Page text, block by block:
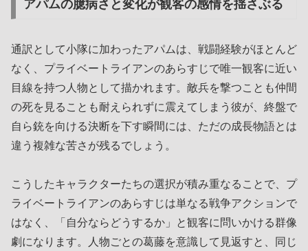
アパムの臆病さと変化が観客の感情を揺さぶる
通訳として小隊に加わったアパムは、戦闘経験がほとんど
なく、プライベートライアンのあらすじで唯一観客に近い
目線を持つ人物として描かれます。敵兵を撃つことも仲間
の死を見ることも耐えられずに震えてしまう彼が、終盤で
自ら銃を向ける決断を下す瞬間には、ただの成長物語とは
違う複雑な苦さが残るでしょう。
こうしたキャラクターたちの選択が積み重なることで、プ
ライベートライアンのあらすじは単なる戦争アクションで
はなく、「自分ならどうするか」と観客に問いかける群像
劇になります。人物ごとの葛藤を意識して見返すと、同じ